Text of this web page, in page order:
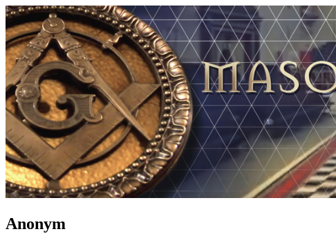
Anonym